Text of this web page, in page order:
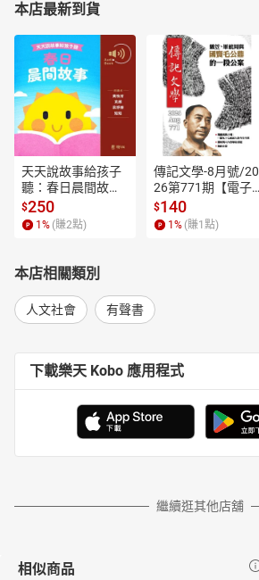
本店最新到貨
天天說故事給孩子
聽：春日晨間故事
【有聲書】
$250
1 % (賺2點)
傳記文學-8月號/20
26第771期【電子
書】
$140
1 % (賺1 點)
本店相關類別
人文社會 有聲書
下載樂天 Kobo 應用程式
繼續逛其他店舖
相似商品